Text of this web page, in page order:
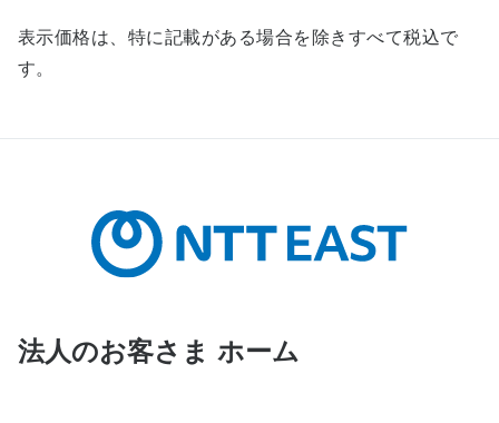
表示価格は、特に記載がある場合を除きすべて税込で
す。
法人のお客さま ホーム